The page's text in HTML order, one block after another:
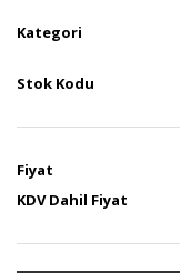
Kategori
Stok Kodu
Fiyat
KDV Dahil Fiyat